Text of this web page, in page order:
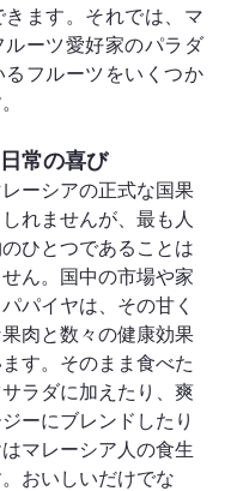
ます。それでは、マ
ルーツ愛好家のパラダ
るフルーツをいくつか
常の喜び
ーシアの正式な国果
れませんが、最も人
ひとつであることは
ん。国中の市場や家
パイヤは、その甘く
肉と数々の健康効果
す。そのまま食べた
ラダに加えたり、爽
ーにブレンドしたり
マレーシア人の食生
おいしいだけでな